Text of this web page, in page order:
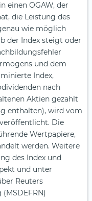
einen OGAW, der
die Leistung des
wie möglich
der Index steigt oder
und dem
Index,
nach
Aktien gezahlt
enthalten), wird vom
Die
Wertpapiere,
werden. Weitere
des Index und
und unter
Reuters